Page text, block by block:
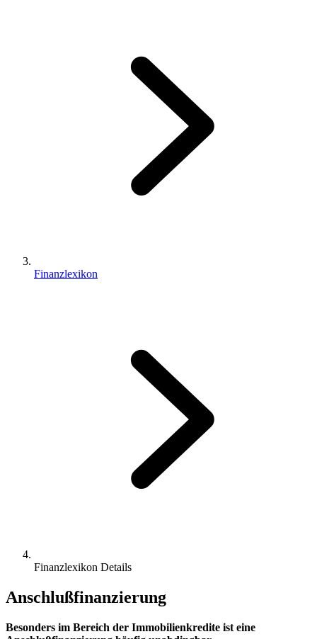
Finanzlexikon
Finanzlexikon Details
Anschlußfinanzierung
Besonders im Bereich der Immobilienkredite ist eine